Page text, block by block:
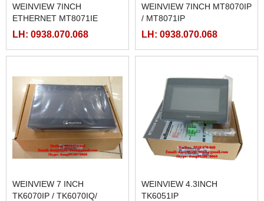
WEINVIEW 7INCH
ETHERNET MT8071IE
LH: 0938.070.068
WEINVIEW 7INCH MT8070IP
/ MT8071IP
LH: 0938.070.068
WEINVIEW 7 INCH
TK6070IP / TK6070IQ/
WEINVIEW 4.3INCH
TK6051IP